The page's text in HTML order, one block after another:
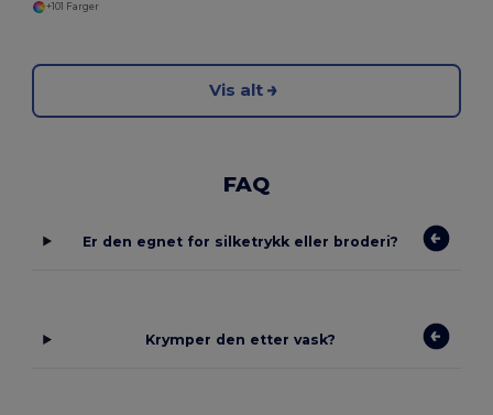
+101 Farger
Vis alt
FAQ
Er den egnet for silketrykk eller broderi?
Krymper den etter vask?